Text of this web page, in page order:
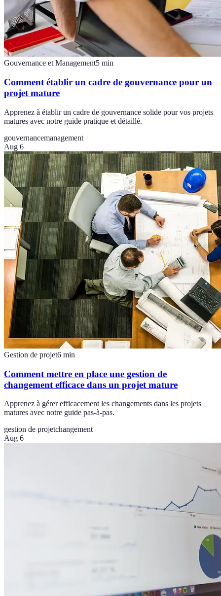
Gouvernance et Management5 min
Comment établir un cadre de gouvernance pour un
projet mature
Apprenez à établir un cadre de gouvernance solide pour vos projets
matures avec notre guide pratique et détaillé.
gouvernancemanagement
Aug 6
Gestion de projet6 min
Comment mettre en place une gestion de
changement efficace dans un projet mature
Apprenez à gérer efficacement les changements dans les projets
matures avec notre guide pas-à-pas.
gestion de projetchangement
Aug 6